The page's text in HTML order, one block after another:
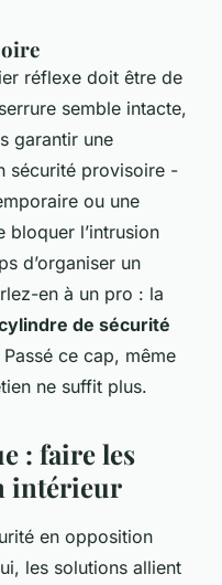
réflexe doit être de
semble intacte,
garantir une
sécurité provisoire -
ou une
bloquer l’intrusion
d’organiser un
en à un pro : la
de sécurité
Passé ce cap, même
ne suffit plus.
: faire les
intérieur
en opposition
les solutions allient